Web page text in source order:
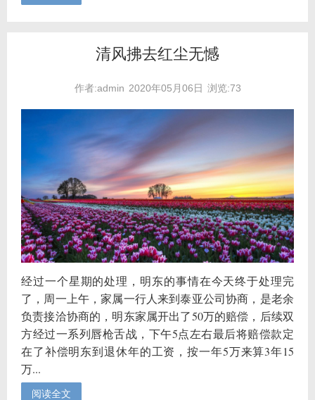
清风拂去红尘无憾
作者:admin 2020年05月06日 浏览:73
经过一个星期的处理，明东的事情在今天终于处理完
了，周一上午，家属一行人来到泰亚公司协商，是老余
负责接洽协商的，明东家属开出了50万的赔偿，后续双
方经过一系列唇枪舌战，下午5点左右最后将赔偿款定
在了补偿明东到退休年的工资，按一年5万来算3年15
万...
阅读全文